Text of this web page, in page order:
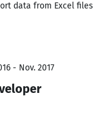
data from Excel files
- Nov. 2017